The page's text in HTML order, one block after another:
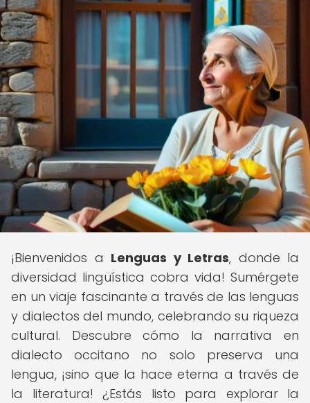
¡Bienvenidos a Lenguas y Letras, donde la
diversidad lingüística cobra vida! Sumérgete
en un viaje fascinante a través de las lenguas
y dialectos del mundo, celebrando su riqueza
cultural. Descubre cómo la narrativa en
dialecto occitano no solo preserva una
lengua, ¡sino que la hace eterna a través de
la literatura! ¿Estás listo para explorar la